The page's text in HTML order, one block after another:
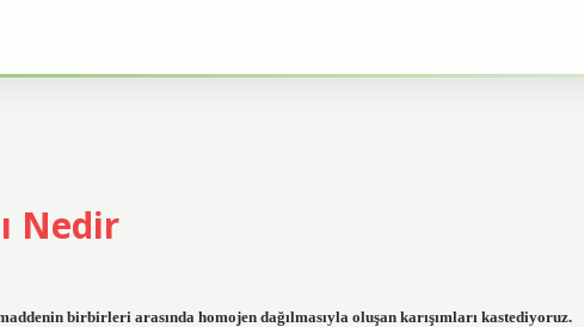
Nedir
birbirleri arasında homojen dağılmasıyla oluşan karışımları kastediyoruz.